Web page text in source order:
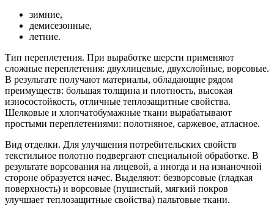
зимние,
демисезонные,
летние.
Тип переплетения. При выработке шерсти применяют
сложные переплетения: двухлицевые, двухслойные, ворсовые.
В результате получают материалы, обладающие рядом
преимуществ: большая толщина и плотность, высокая
износостойкость, отличные теплозащитные свойства.
Шелковые и хлопчатобумажные ткани вырабатывают
простыми переплетениями: полотняное, саржевое, атласное.
Вид отделки. Для улучшения потребительских свойств
текстильное полотно подвергают специальной обработке. В
результате ворсования на лицевой, а иногда и на изнаночной
стороне образуется начес. Выделяют: безворсовые (гладкая
поверхность) и ворсовые (пушистый, мягкий покров
улучшает теплозащитные свойства) пальтовые ткани.